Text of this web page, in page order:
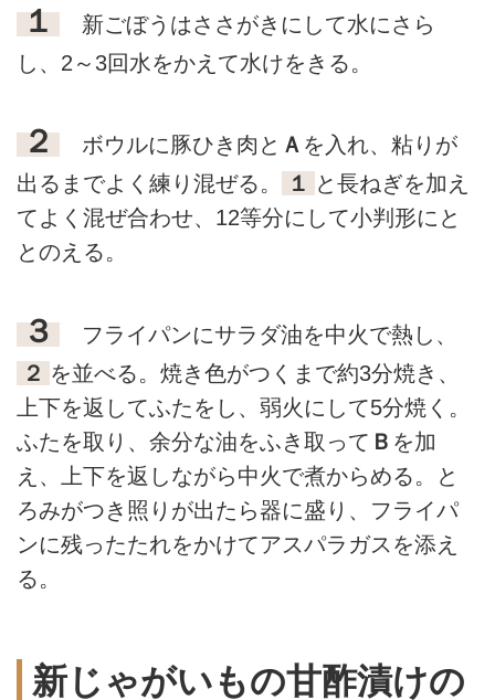
１
新ごぼうはささがきにして水にさら
し、2～3回水をかえて水けをきる。
２ ボウルに豚ひき肉と Ａ を入れ、粘りが
出るまでよく練り混ぜる。
１ と長ねぎを加え
てよく混ぜ合わせ、12等分にして小判形にと
とのえる。
３
フライパンにサラダ油を中火で熱し、
２ を並べる。焼き色がつくまで約3分焼き、
上下を返してふたをし、弱火にして5分焼く。
ふたを取り、余分な油をふき取って Ｂ を加
え、上下を返しながら中火で煮からめる。と
ろみがつき照りが出たら器に盛り、フライパ
ンに残ったたれをかけてアスパラガスを添え
る。
新じゃがいもの甘酢漬けの